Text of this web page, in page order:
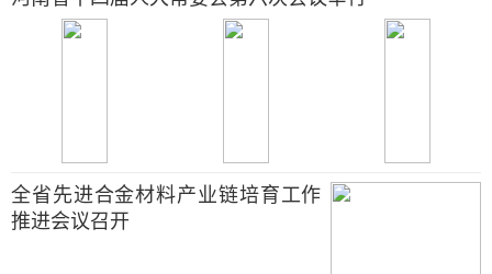
全省先进合金材料产业链培育工作
推进会议召开